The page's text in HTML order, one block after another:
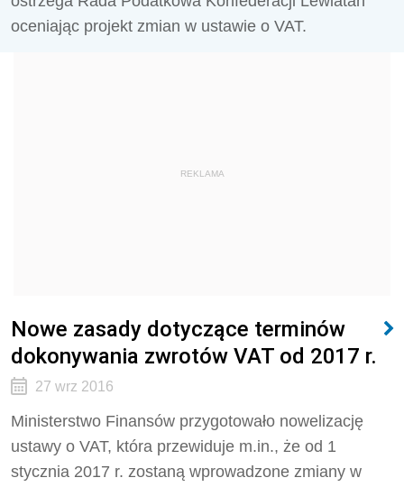
oceniając projekt zmian w ustawie o VAT.
REKLAMA
Nowe zasady dotyczące terminów
dokonywania zwrotów VAT od 2017 r.
27 wrz 2016
Ministerstwo Finansów przygotowało nowelizację
ustawy o VAT, która przewiduje m.in., że od 1
stycznia 2017 r. zostaną wprowadzone zmiany w